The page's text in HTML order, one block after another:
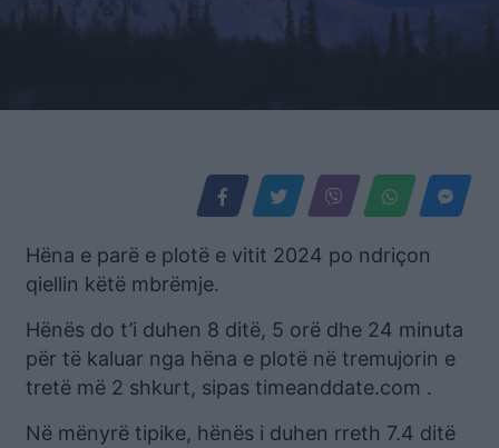
Hëna e parë e plotë e vitit 2024 po ndriçon
qiellin këtë mbrëmje.
Hënës do t’i duhen 8 ditë, 5 orë dhe 24 minuta
për të kaluar nga hëna e plotë në tremujorin e
tretë më 2 shkurt, sipas timeanddate.com .
Në mënyrë tipike, hënës i duhen rreth 7.4 ditë